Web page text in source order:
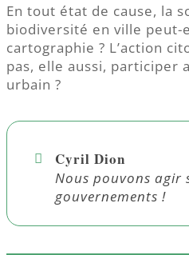
En tout état de cause, la
biodiversité en ville peut-
cartographie ? L’action
pas, elle aussi, participer
urbain ?
Cyril Dion
Nous pouvons agir
gouvernements !